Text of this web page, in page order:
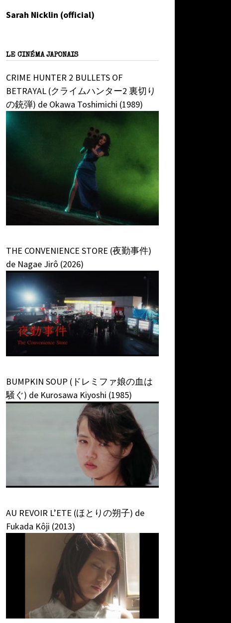
Sarah Nicklin (official)
LE CINÉMA JAPONAIS
CRIME HUNTER 2 BULLETS OF
BETRAYAL (クライムハンター2 裏切り
の銃弾) de Okawa Toshimichi (1989)
THE CONVENIENCE STORE (夜勤事件)
de Nagae Jirô (2026)
BUMPKIN SOUP (ドレミファ娘の血は
騒ぐ) de Kurosawa Kiyoshi (1985)
AU REVOIR L’ETE (ほとりの朔子) de
Fukada Kôji (2013)